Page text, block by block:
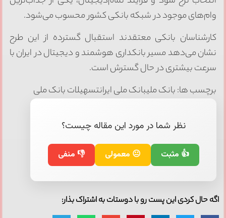
وام‌های موجود در شبکه بانکی کشور محسوب می‌شود.
کارشناسان بانکی معتقدند استقبال گسترده از این طرح
نشان می‌دهد مسیر بانکداری هوشمند و دیجیتال در ایران با
سرعت بیشتری در حال گسترش است.
برچسب ها: بانک ملیبانک ملی ایرانتسهیلات بانک ملی
نظر شما در مورد این مقاله چیست؟
👍 مثبت 😐 معمولی 👎 منفی
اگه حال کردی این پست رو با دوستات به اشتراک بذار: